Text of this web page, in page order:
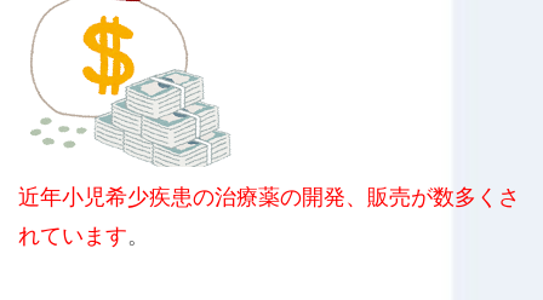
近年小児希少疾患の治療薬の開発、販売が数多くさ
れています。